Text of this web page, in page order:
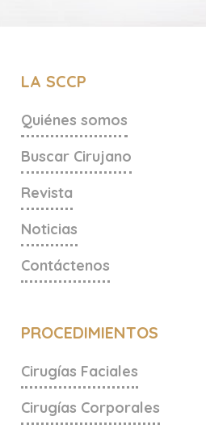
LA SCCP
Quiénes somos
Buscar Cirujano
Revista
Noticias
Contáctenos
PROCEDIMIENTOS
Cirugías Faciales
Cirugías Corporales